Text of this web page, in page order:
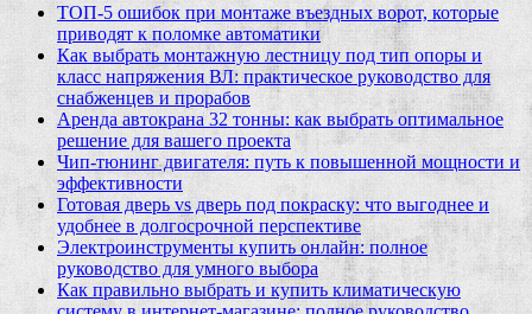
ТОП-5 ошибок при монтаже въездных ворот, которые
приводят к поломке автоматики
Как выбрать монтажную лестницу под тип опоры и
класс напряжения ВЛ: практическое руководство для
снабженцев и прорабов
Аренда автокрана 32 тонны: как выбрать оптимальное
решение для вашего проекта
Чип‑тюнинг двигателя: путь к повышенной мощности и
эффективности
Готовая дверь vs дверь под покраску: что выгоднее и
удобнее в долгосрочной перспективе
Электроинструменты купить онлайн: полное
руководство для умного выбора
Как правильно выбрать и купить климатическую